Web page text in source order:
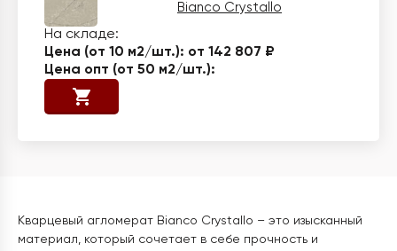
Bianco Crystallo
от 142 807 ₽
Кварцевый агломерат Bianco Crystallo – это изысканный
материал, который сочетает в себе прочность и